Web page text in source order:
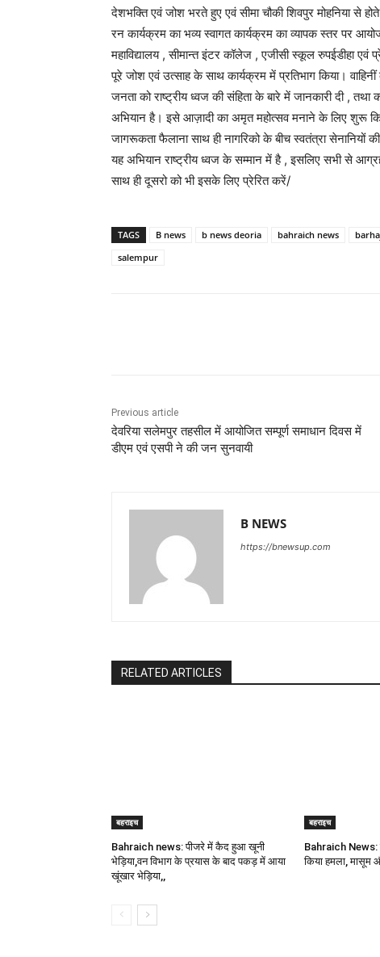
देशभक्ति एवं जोश भरते हुए एवं सीमा चौकी शिवपुर मोहनिया से
रन कार्यक्रम का भव्य स्वागत कार्यक्रम का व्यापक स्तर पर
महाविद्यालय , सीमान्त इंटर कॉलेज , एजीसी स्कूल रुपईडीहा
पूरे जोश एवं उत्साह के साथ कार्यक्रम में प्रतिभाग किया।
जनता को राष्ट्रीय ध्वज की संहिता के बारे में जानकारी दी , तथा
अभियान है। इसे आज़ादी का अमृत महोत्सव मनाने के लिए शुरू
जागरूकता फैलाना साथ ही नागरिको के बीच स्वतंत्रा सेनानियों
यह अभियान राष्ट्रीय ध्वज के सम्मान में है , इसलिए सभी से
साथ ही दूसरो को भी इसके लिए प्रेरित करें/
TAGS B news b news deoria bahraich news
salempur
Previous article
देवरिया सलेमपुर तहसील में आयोजित सम्पूर्ण समाधान दिवस में
डीएम एवं एसपी ने की जन सुनवायी
B NEWS
https://bnewsup.com
RELATED ARTICLES
बहराइच
Bahraich news: पीजरे में कैद हुआ खूनी
भेड़िया,वन विभाग के प्रयास के बाद पकड़ में आया
खूंखार भेड़िया,,
बहराइच
Bahraich News:
किया हमला, मासूम